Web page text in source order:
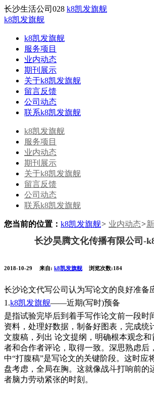
长沙生活公司028 k8凯发旗舰
k8凯发旗舰
k8凯发旗舰
服务项目
业内动态
期刊展示
关于k8凯发旗舰
留言反馈
公司动态
联系k8凯发旗舰
k8凯发旗舰
服务项目
业内动态
期刊展示
关于k8凯发旗舰
留言反馈
公司动态
联系k8凯发旗舰
您当前的位置： k8凯发旗舰> 业内动态>
长沙昊腾文化传播有限公司-
2018-10-29 来自: k8凯发旗舰 浏览次数:184
长沙论文代写公司认为写论文的良好准备
1.k8凯发旗舰——近期(写时)预备
是指试验完毕后到着手写作论文前一段时
资料，处理好数据，制备好图表，完成统
文腹稿，列出 论文提纲，明确根本观念
者和合作者评论，取得一致。深思熟虑后
中“打腹稿”是写论文的关键阶段。这时应
盘考虑，全局在胸。这就像战斗打响前的
者脑力劳动紧张的时刻。